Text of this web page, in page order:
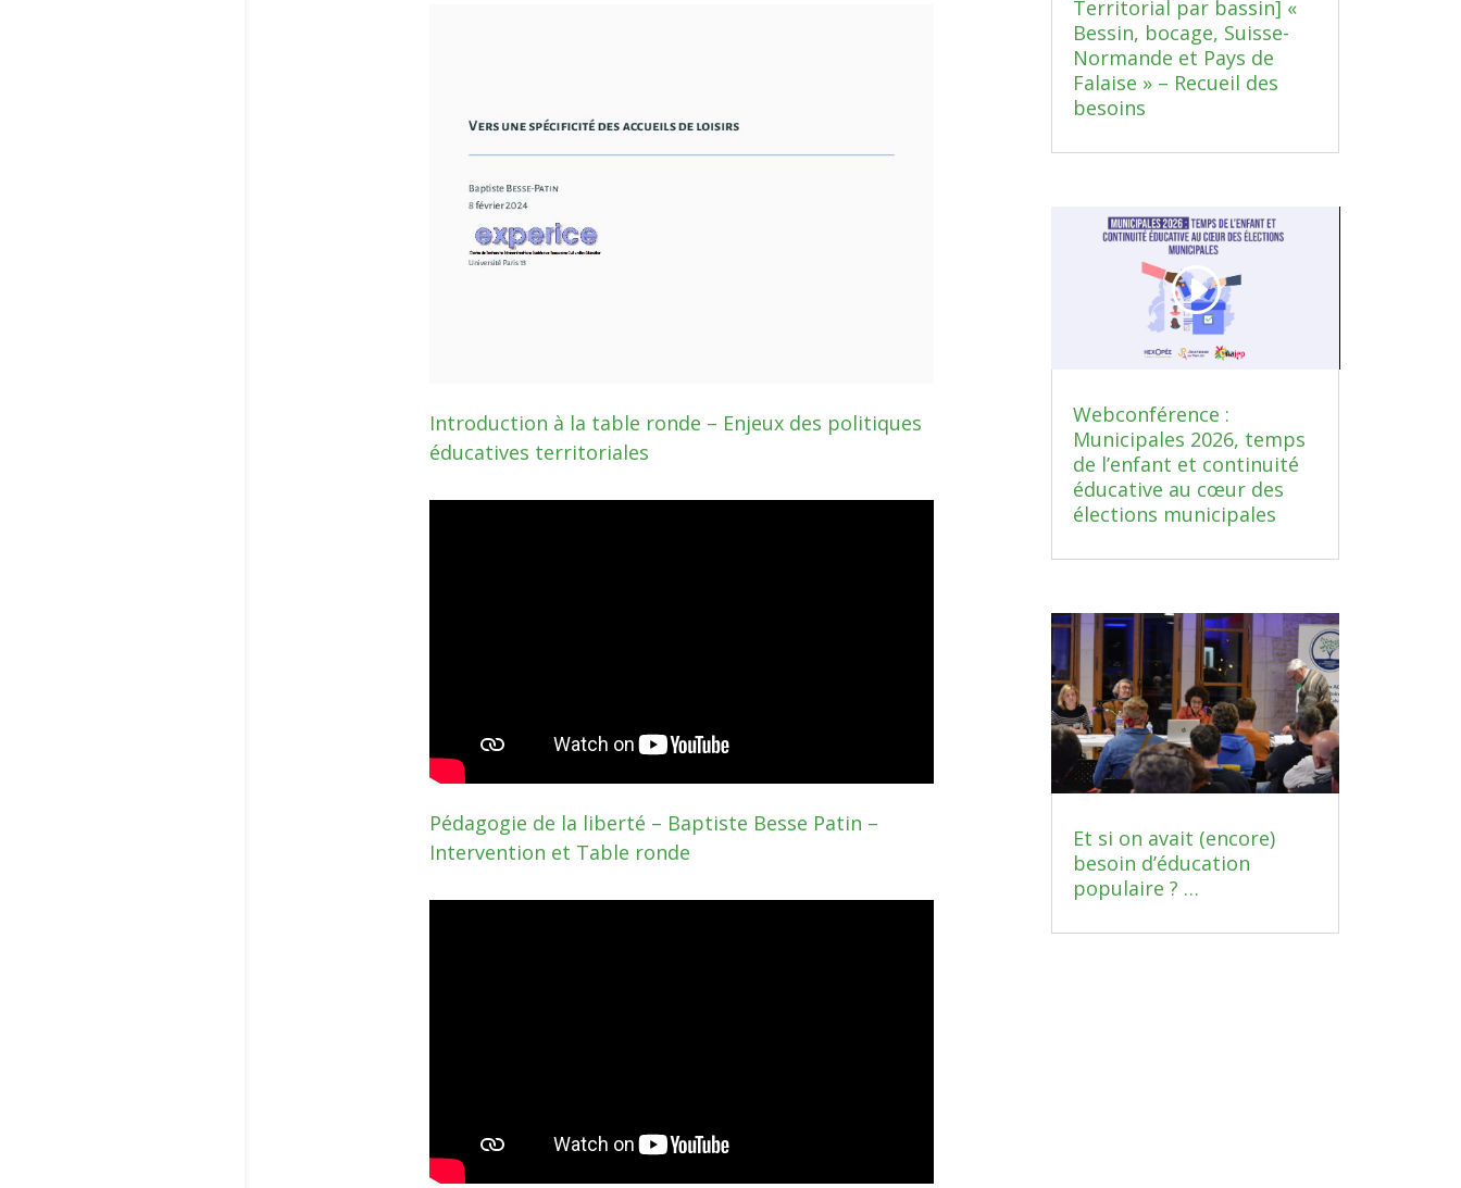
Introduction à la table ronde – Enjeux des politiques
éducatives territoriales
Pédagogie de la liberté – Baptiste Besse Patin –
Intervention et Table ronde
Territorial par bassin] «
Bessin, bocage, Suisse-
Normande et Pays de
Falaise » – Recueil des
besoins
Webconférence :
Municipales 2026, temps
de l’enfant et continuité
éducative au cœur des
élections municipales
Et si on avait (encore)
besoin d’éducation
populaire ? …